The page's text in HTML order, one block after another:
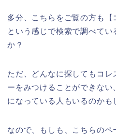
多分、こちらをご覧の方も【
という感じで検索で調べてい
か？
ただ、どんなに探してもコレ
ーをみつけることができない
になっている人もいるのかも
なので、もしも、こちらのペ